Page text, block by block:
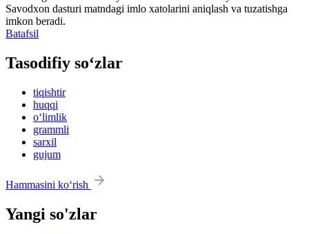
Savodxon dasturi matndagi imlo xatolarini aniqlash va tuzatishga
imkon beradi.
Batafsil
Tasodifiy so‘zlar
tiqishtir
huqqi
o‘limlik
grammli
sarxil
gujum
Hammasini ko‘rish
Yangi so'zlar